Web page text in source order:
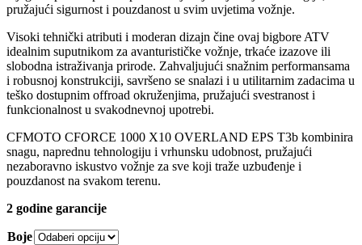
pružajući sigurnost i pouzdanost u svim uvjetima vožnje.
Visoki tehnički atributi i moderan dizajn čine ovaj bigbore ATV
idealnim suputnikom za avanturističke vožnje, trkaće izazove ili
slobodna istraživanja prirode. Zahvaljujući snažnim performansama
i robusnoj konstrukciji, savršeno se snalazi i u utilitarnim zadacima u
teško dostupnim offroad okruženjima, pružajući svestranost i
funkcionalnost u svakodnevnoj upotrebi.
CFMOTO CFORCE 1000 X10 OVERLAND EPS T3b kombinira
snagu, naprednu tehnologiju i vrhunsku udobnost, pružajući
nezaboravno iskustvo vožnje za sve koji traže uzbuđenje i
pouzdanost na svakom terenu.
2 godine garancije
Boje